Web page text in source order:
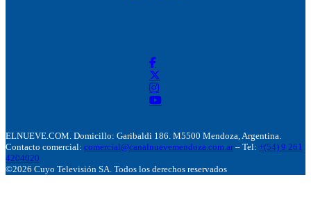
ELNUEVE.COM. Domicillo: Garibaldi 186. M5500 Mendoza, Argentina.
Contacto comercial: comercial@canalnuevemendoza.com.ar – Tel: +(54) 9 261
4204020
©2026 Cuyo Televisión SA. Todos los derechos reservados